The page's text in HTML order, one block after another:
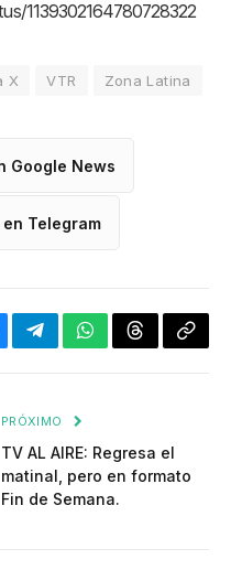
1139302164780728322
X VTR Zona Latina
Google News
Telegram
TelegramWhatsApp
Threads
PRÓXIMO
TV AL AIRE: Regresa el
matinal, pero en formato
Fin de Semana.